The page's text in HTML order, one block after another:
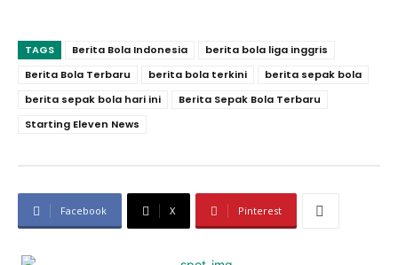
TAGS Berita Bola Indonesia
berita bola liga inggris
Berita Bola Terbaru
berita bola terkini
berita sepak bola
berita sepak bola hari ini
Berita Sepak Bola Terbaru
Starting Eleven News
Facebook X Pinterest